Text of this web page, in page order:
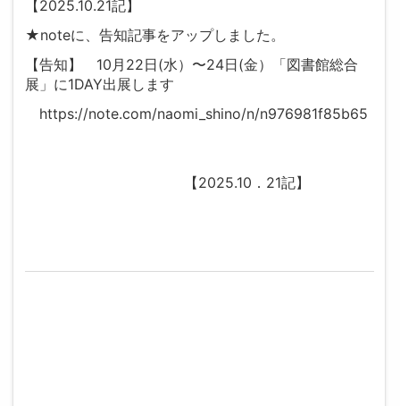
【2025.10.21記】
★noteに、告知記事をアップしました。
【告知】 10月22日(水）〜24日(金）「図書館総合
展」に1DAY出展します
https://note.com/naomi_shino/n/n976981f85b65
【2025.10．21記】